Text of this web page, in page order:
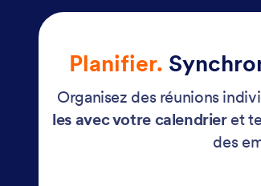
Planifier.
Organisez des réunions
les avec votre calendrieret
des